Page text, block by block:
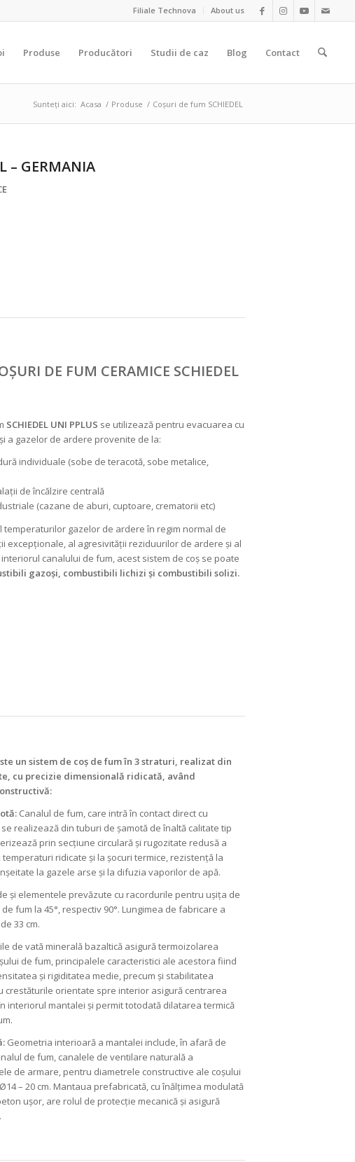
Filiale Technova About us
Produse Producători Studii de caz Blog Contact
Sunteți aici: Acasa / Produse / Coșuri de fum SCHIEDEL
– GERMANIA
DE FUM CERAMICE SCHIEDEL
SCHIEDEL UNI PPLUS se utilizează pentru evacuarea cu
a gazelor de ardere provenite de la:
individuale (sobe de teracotă, sobe metalice,
de încălzire centrală
(cazane de aburi, cuptoare, crematorii etc)
temperaturilor gazelor de ardere în regim normal de
excepționale, al agresivității reziduurilor de ardere și al
canalului de fum, acest sistem de coș se poate
gazoși, combustibili lichizi și combustibili solizi.
este un sistem de coș de fum în 3 straturi, realizat din
cu precizie dimensională ridicată, având
Canalul de fum, care intră în contact direct cu
realizează din tuburi de șamotă de înaltă calitate tip
prin secțiune circulară și rugozitate redusă a
ridicate și la șocuri termice, rezistență la
la gazele arse și la difuzia vaporilor de apă.
și elementele prevăzute cu racordurile pentru ușița de
fum la 45°, respectiv 90°. Lungimea de fabricare a
33 cm.
de vată minerală bazaltică asigură termoizolarea
de fum, principalele caracteristici ale acestora fiind
și rigiditatea medie, precum și stabilitatea
crestăturile orientate spre interior asigură centrarea
interiorul mantalei și permit totodată dilatarea termică
Geometria interioară a mantalei include, în afară de
de fum, canalele de ventilare naturală a
de armare, pentru diametrele constructive ale coșului
– 20 cm. Mantaua prefabricată, cu înălțimea modulată
ușor, are rolul de protecție mecanică și asigură